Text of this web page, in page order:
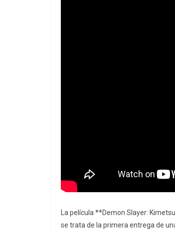
La película **Demon Slayer:
se trata de la primera entrega de